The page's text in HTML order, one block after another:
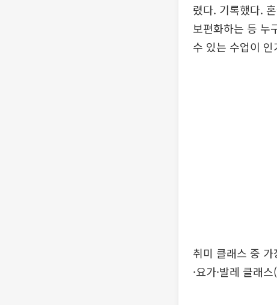
렸다. 기록했다.
보편화하는 등 누
수 있는 수업이
취미 클래스 중
·요가·발레 클래